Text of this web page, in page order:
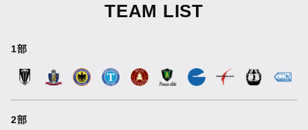
TEAM LIST
1部
2部